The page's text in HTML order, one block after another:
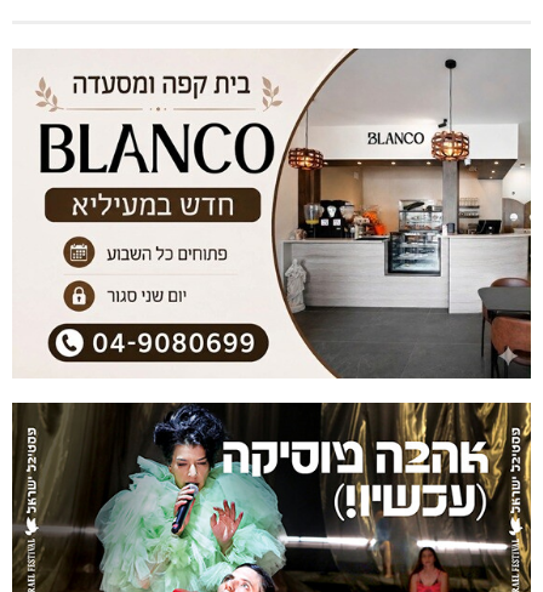
היכל שלמה, מעלות: עונת 26-27